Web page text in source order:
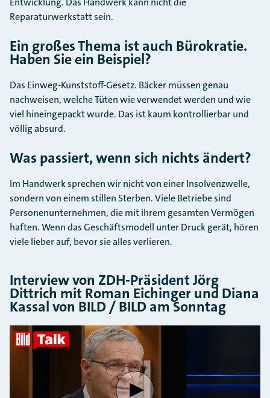
Reparaturwerkstatt sein.
Ein großes Thema ist auch Bürokratie.
Haben Sie ein Beispiel?
Das Einweg-Kunststoff-Gesetz. Bäcker müssen genau
nachweisen, welche Tüten wie verwendet werden und wie
viel hineingepackt wurde. Das ist kaum kontrollierbar und
völlig absurd.
Was passiert, wenn sich nichts ändert?
Im Handwerk sprechen wir nicht von einer Insolvenzwelle,
sondern von einem stillen Sterben. Viele Betriebe sind
Personenunternehmen, die mit ihrem gesamten Vermögen
haften. Wenn das Geschäftsmodell unter Druck gerät, hören
viele lieber auf, bevor sie alles verlieren.
Interview von ZDH-Präsident Jörg
Dittrich mit Roman Eichinger und Diana
Kassal von BILD / BILD am Sonntag
Verbindung mit Youtube